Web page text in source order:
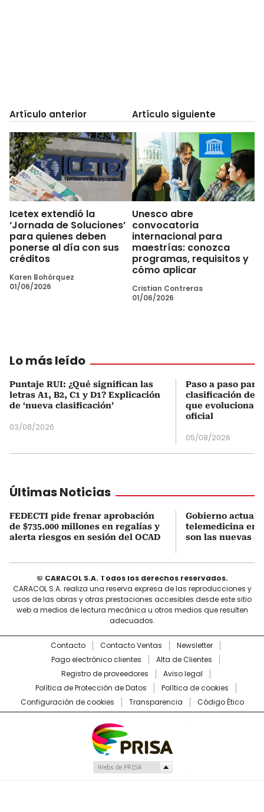
Artículo anterior
Icetex extendió la
‘Jornada de Soluciones’
para quienes deben
ponerse al día con sus
créditos
Karen Bohórquez
01/06/2026
Artículo siguiente
Unesco abre
convocatoria
internacional para
maestrías: conozca
programas, requisitos y
cómo aplicar
Cristian Contreras
01/06/2026
Lo más leído
Puntaje RUI: ¿Qué significan las
letras A1, B2, C1 y D1? Explicación
de ‘nueva clasificación’
03/08/2026
Paso a paso
clasificación del
que evoluciona
oficial
05/08/2026
Últimas Noticias
FEDECTI pide frenar aprobación
de $735.000 millones en regalías y
alerta riesgos en sesión del OCAD
Gobierno
telemedicina en
son las nuevas
© CARACOL S.A. Todos los derechos reservados.
CARACOL S.A. realiza una reserva expresa de las reproducciones y
usos de las obras y otras prestaciones accesibles desde este sitio
web a medios de lectura mecánica u otros medios que resulten
adecuados.
Contacto Contacto Ventas
Newsletter
Pago electrónico clientes
Alta de Clientes
Registro de proveedores
Aviso legal
Política de Protección de Datos
Política de cookies
Configuración de cookies
Transparencia Código Ético